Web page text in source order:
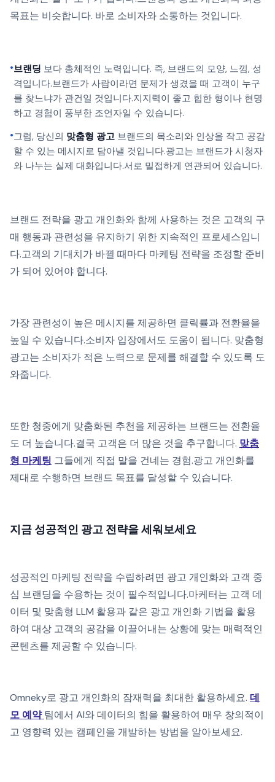
목표는 비슷합니다. 바로 소비자와 소통하는 것입니다.
•브랜딩 보다 총체적인 노력입니다. 즉, 브랜드의 모양, 느낌, 성
격입니다.브랜드가 사람이라면 문제가 생겼을 때 고객이 누구
를 찾느냐가 관건일 것입니다.지지력이 좋고 힙한 형이나 현명
하고 경험이 풍부한 조언자일 수 있습니다.
•그럼, 당신의 맞춤형 광고 브랜드의 목소리와 인상을 작고 공감
할 수 있는 메시지로 담아낼 것입니다.광고는 브랜드가 시청자
와 나누는 실제 대화입니다.서로 밀접하게 연관되어 있습니다.
브랜드 전략을 광고 개인화와 함께 사용하는 것은 고객의 구
매 행동과 관련성을 유지하기 위한 지속적인 프로세스입니
다.고객의 기대치가 바뀔 때마다 마케팅 전략을 조정할 준비
가 되어 있어야 합니다.
가장 관련성이 높은 메시지를 제공하면 클릭률과 전환율을
높일 수 있습니다.소비자 입장에서도 도움이 됩니다. 맞춤형
광고는 소비자가 적은 노력으로 문제를 해결할 수 있도록 도
와줍니다.
또한 청중에게 맞춤화된 추천을 제공하는 브랜드는 전환율
도 더 높습니다.결국 고객은 더 많은 것을 추구합니다. 맞춤
형 마케팅 그들에게 직접 말을 건네는 경험.광고 개인화를
제대로 수행하면 브랜드 목표를 달성할 수 있습니다.
지금 성공적인 광고 전략을 세워보세요
성공적인 마케팅 전략을 수립하려면 광고 개인화와 고객 중
심 브랜딩을 수용하는 것이 필수적입니다.마케터는 고객 데
이터 및 맞춤형 LLM 활용과 같은 광고 개인화 기법을 활용
하여 대상 고객의 공감을 이끌어내는 상황에 맞는 매력적인
콘텐츠를 제공할 수 있습니다.
Omneky로 광고 개인화의 잠재력을 최대한 활용하세요. 데
모 예약팀에서 AI와 데이터의 힘을 활용하여 매우 창의적이
고 영향력 있는 캠페인을 개발하는 방법을 알아보세요.